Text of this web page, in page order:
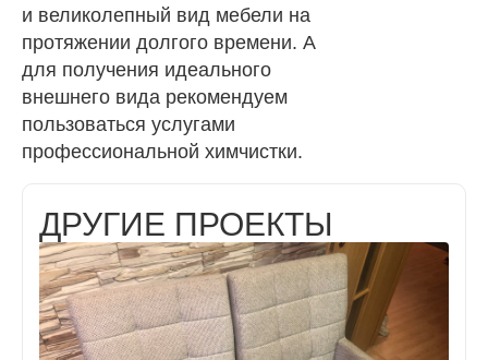
и великолепный вид мебели на
протяжении долгого времени. А
для получения идеального
внешнего вида рекомендуем
пользоваться услугами
профессиональной химчистки.
ДРУГИЕ ПРОЕКТЫ